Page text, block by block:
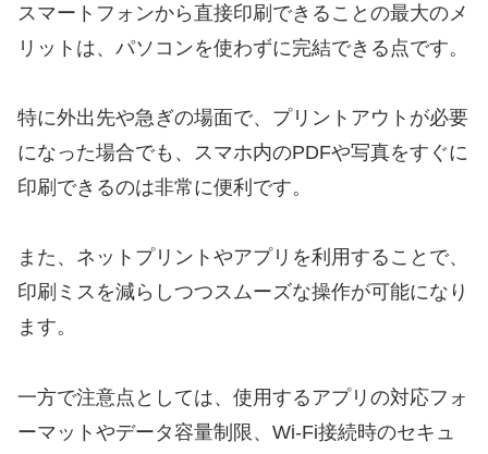
スマートフォンから直接印刷できることの最大のメ
リットは、パソコンを使わずに完結できる点です。
特に外出先や急ぎの場面で、プリントアウトが必要
になった場合でも、スマホ内のPDFや写真をすぐに
印刷できるのは非常に便利です。
また、ネットプリントやアプリを利用することで、
印刷ミスを減らしつつスムーズな操作が可能になり
ます。
一方で注意点としては、使用するアプリの対応フォ
ーマットやデータ容量制限、Wi-Fi接続時のセキュ